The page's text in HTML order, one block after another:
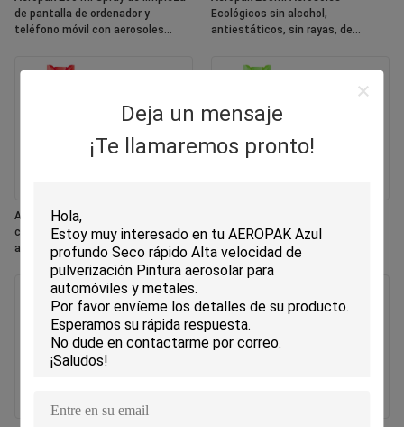
Deja un mensaje
¡Te llamaremos pronto!
de pantalla de ordenador y
teléfono móvil con aerosoles
Ecológicos sin alcohol,
antiestáticos, sin rayas, de
pantalla de colores personalizada
Aeropak 330ml Aerosol ecológico
con aroma de rosa, frescante de
aire, aerosol para uso en el hogar y
el automóvil, de larga duración
jazmín Uso Eliminador de olores
eficaz Eco-sencillo de larga
duración, seguro para mascotas,
seguro para niños, fresador de aire